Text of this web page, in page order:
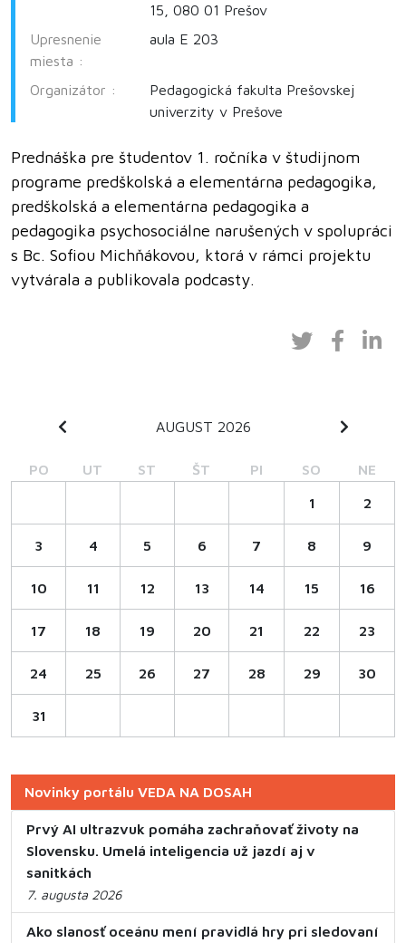
15, 080 01 Prešov
Upresnenie
miesta :
aula E 203
Organizátor :
Pedagogická fakulta Prešovskej
univerzity v Prešove
Prednáška pre študentov 1. ročníka v študijnom
programe predškolská a elementárna pedagogika,
predškolská a elementárna pedagogika a
pedagogika psychosociálne narušených v spolupráci
s Bc. Sofiou Michňákovou, ktorá v rámci projektu
vytvárala a publikovala podcasty.
AUGUST 2026
PO UT ST ŠT PI SO NE
1 2
3 4 5 6 7 8 9
10 11 12 13 14 15 16
17 18 19 20 21 22 23
24 25 26 27 28 29 30
31
Novinky portálu VEDA NA DOSAH
Prvý AI ultrazvuk pomáha zachraňovať životy na
Slovensku. Umelá inteligencia už jazdí aj v
sanitkách
7. augusta 2026
Ako slanosť oceánu mení pravidlá hry pri sledovaní